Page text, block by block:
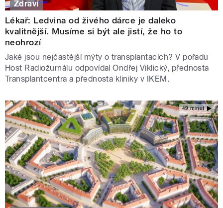
Zdraví
Lékař: Ledvina od živého dárce je daleko
kvalitnější. Musíme si být ale jistí, že ho to
neohrozí
Jaké jsou nejčastější mýty o transplantacích? V pořadu
Host Radiožurnálu odpovídal Ondřej Viklický, přednosta
Transplantcentra a přednosta kliniky v IKEM.
49 minut